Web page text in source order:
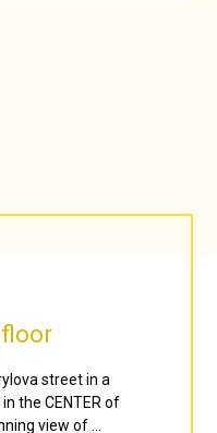
street in a
the CENTER of
view of ...